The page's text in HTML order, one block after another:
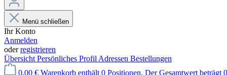
Menü schließen
Ihr Konto
Anmelden
oderregistrieren
Übersicht Persönliches Profil Adressen Bestellungen
0,00 € Warenkorb enthält 0 Positionen. Der Gesamtwert beträgt